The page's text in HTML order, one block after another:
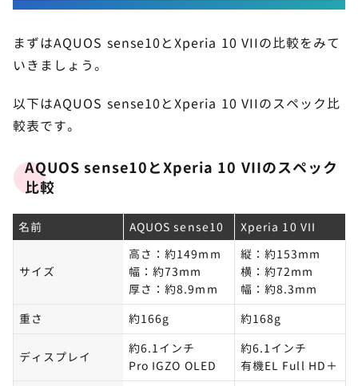
AQUOS sense10は独自AI機能が豊富
Xperia 10 VIIは衛星通信・衛星SMSに対応
12 AQUOS sense10はこんな人におすすめ
普段使いの動作全般をサクサクこなしたい
便利なAI機能を使ってみたい
カメラ性能にこだわりがある
バッテリー持ちが良いスマホがほしい
まずはAQUOS sense10とXperia 10 VIIの比較をみて
いきましょう。
以下はAQUOS sense10とXperia 10 VIIのスペック比
較表です。
AQUOS sense10とXperia 10 VIIのスペック
比較
名前 AQUOS sense10 Xperia 10 VII
サイズ
高さ：約149mm
幅：約73mm
厚さ：約8.9mm
縦：約153mm
横：約72mm
幅：約8.3mm
重さ
約166g 約168g
ディスプレイ
約6.1インチ
Pro IGZO OLED
約6.1インチ
有機EL Full HD＋